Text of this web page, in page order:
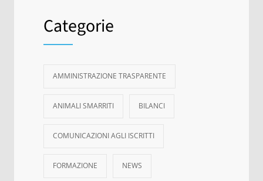
Categorie
AMMINISTRAZIONE TRASPARENTE
ANIMALI SMARRITI BILANCI
COMUNICAZIONI AGLI ISCRITTI
FORMAZIONE NEWS